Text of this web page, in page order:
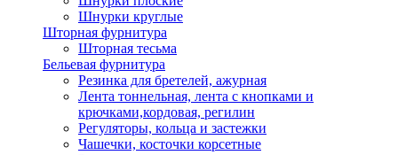
Шнурки круглые
Шторная фурнитура
Шторная тесьма
Бельевая фурнитура
Резинка для бретелей, ажурная
Лента тоннельная, лента с кнопками и
крючками,кордовая, регилин
Регуляторы, кольца и застежки
Чашечки, косточки корсетные